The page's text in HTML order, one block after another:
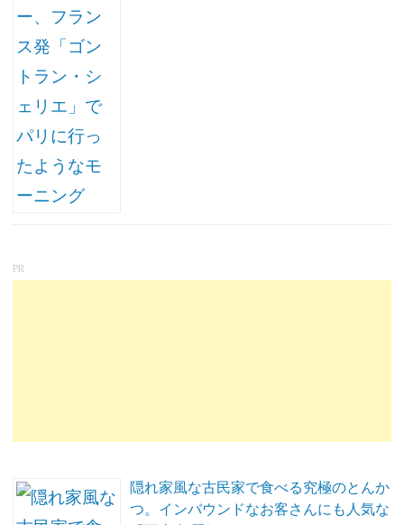
PR
隠れ家風な古民家で食べる究極のとんか
つ。インバウンドなお客さんにも人気な